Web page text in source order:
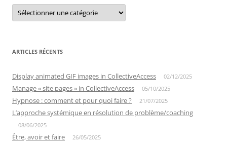
Catégories
ARTICLES RÉCENTS
Display animated GIF images in CollectiveAccess 02/12/2025
Manage « site pages » in CollectiveAccess 05/10/2025
Hypnose : comment et pour quoi faire ? 21/07/2025
L’approche systémique en résolution de problème/coaching
08/06/2025
Être, avoir et faire 26/05/2025